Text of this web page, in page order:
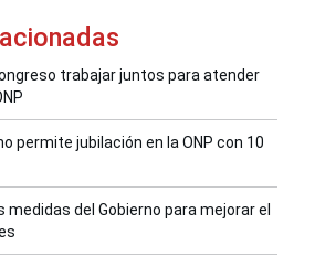
trabajar juntos para atender
permite jubilación en la ONP con 10
medidas del Gobierno para mejorar el